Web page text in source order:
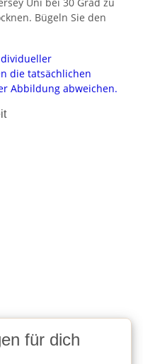
Bügeln Sie den
die tatsächlichen
Abbildung abweichen.
für dich